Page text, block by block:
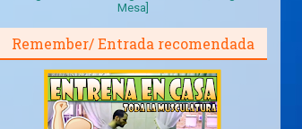
Mesa]
Remember/ Entrada recomendada